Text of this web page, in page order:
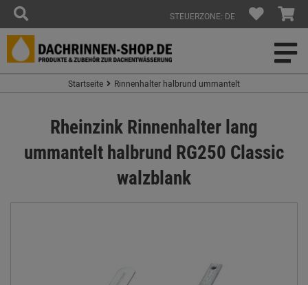
STEUERZONE: DE
Startseite Rinnenhalter halbrund ummantelt
Rheinzink Rinnenhalter lang
ummantelt halbrund RG250 Classic
walzblank